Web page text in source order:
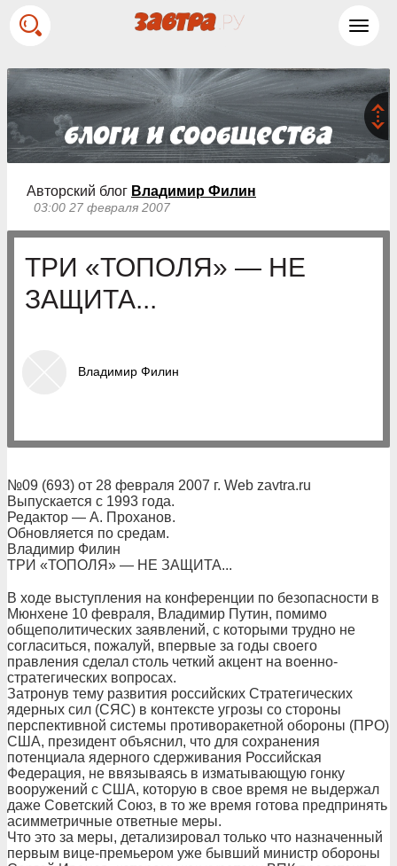
Авторский блог Владимир Филин
03:00 27 февраля 2007
ТРИ «ТОПОЛЯ» — НЕ
ЗАЩИТА...
Владимир Филин
№09 (693) от 28 февраля 2007 г. Web zavtra.ru
Выпускается с 1993 года.
Редактор — А. Проханов.
Обновляется по средам.
Владимир Филин
ТРИ «ТОПОЛЯ» — НЕ ЗАЩИТА...
В ходе выступления на конференции по безопасности в
Мюнхене 10 февраля, Владимир Путин, помимо
общеполитических заявлений, с которыми трудно не
согласиться, пожалуй, впервые за годы своего
правления сделал столь четкий акцент на военно-
стратегических вопросах.
Затронув тему развития российских Стратегических
ядерных сил (СЯС) в контексте угрозы со стороны
перспективной системы противоракетной обороны (ПРО)
США, президент объяснил, что для сохранения
потенциала ядерного сдерживания Российская
Федерация, не ввязываясь в изматывающую гонку
вооружений с США, которую в свое время не выдержал
даже Советский Союз, в то же время готова предпринять
асимметричные ответные меры.
Что это за меры, детализировал только что назначенный
первым вице-премьером уже бывший министр обороны